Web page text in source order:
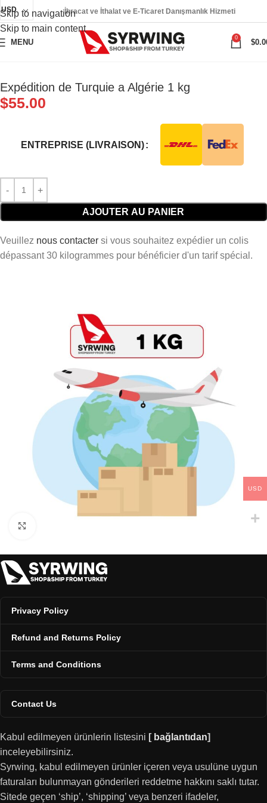
Skip to navigation
Skip to main content
USD İhracat ve İthalat ve E-Ticaret Danışmanlık Hizmeti
MENU
0
$
Expédition de Turquie a Algérie 1 kg
$55.00
ENTREPRISE (LIVRAISON)
AJOUTER AU PANIER
Veuillez nous contacter si vous souhaitez expédier un colis
dépassant 30 kilogrammes pour bénéficier d'un tarif spécial.
Privacy Policy
Refund and Returns Policy
Terms and Conditions
Contact Us
Kabul edilmeyen ürünlerin listesini [ bağlantıdan]
inceleyebilirsiniz.
Syrwing, kabul edilmeyen ürünler içeren veya usulüne uygun
faturaları bulunmayan gönderileri reddetme hakkını saklı tutar.
Sitede geçen ‘ship’, ‘shipping’ veya benzeri ifadeler,
USD